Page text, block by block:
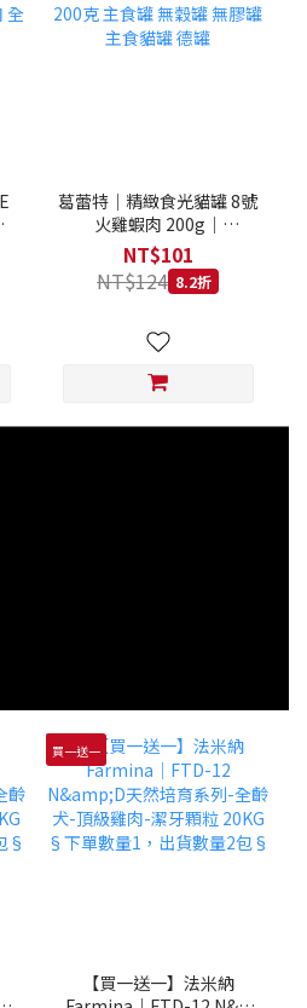
葛蕾特｜精緻食光貓罐 8號
火雞蝦肉 200g｜
GranataPet 200克 主食罐
無穀罐 無膠罐 主食貓罐 德
罐
NT$101
NT$124 8.2折
買一送一
【買一送一】法米納